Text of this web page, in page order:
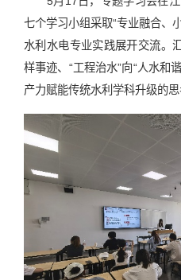
七个学习小组采取“专业融合、
水利水电专业实践展开交流。
样事迹、“工程治水”向“人水和
产力赋能传统水利学科升级的思